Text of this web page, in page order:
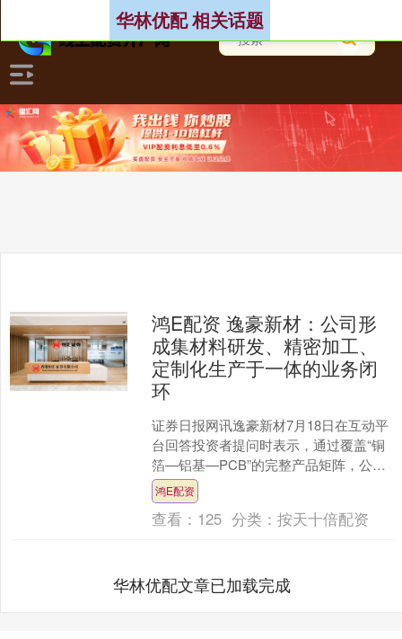
华林优配 相关话题
鸿E配资 逸豪新材：公司形
成集材料研发、精密加工、
定制化生产于一体的业务闭
环
证券日报网讯逸豪新材7月18日在互动平
台回答投资者提问时表示，通过覆盖“铜
箔—铝基—PCB”的完整产品矩阵，公司
形成集材料研发、精密加工、定制化生
产于一体的业务....
鸿E配资
查看： 125 分类：按天十倍配资
华林优配文章已加载完成